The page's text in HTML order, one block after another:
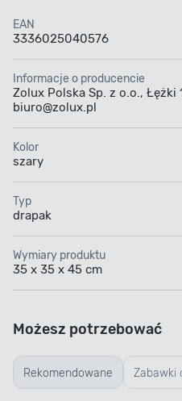
EAN
3336025040576
Informacje o producencie
Zolux Polska Sp. z o.o.,
biuro@zolux.pl
Kolor
szary
Typ
drapak
Wymiary produktu
35 x 35 x 45 cm
Rekomendowane Zabawki
Możesz potrzebować